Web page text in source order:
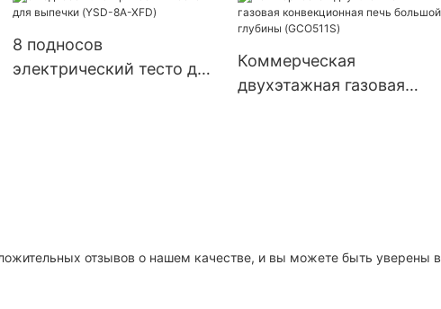
8 подносов
электрический тесто для
Коммерческая
двухэтажная газовая
отзывов о нашем качестве, и вы можете быть уверены в